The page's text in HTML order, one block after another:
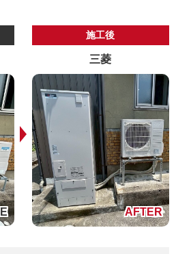
施工後
三菱